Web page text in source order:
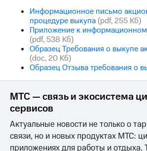
Новости
в
регионе
и акционерам
Корпоративное
управление
Корпоративный
секретарь
информации
Информация
акционерам
Информационное письмо
процедуре выкупа (pdf, 255 Кб)
Приложение к
(pdf, 538 Кб)
Образец Требования о выкупе
(doc, 20 Кб)
Образец Отзыва требования о
МТС — связь и экосистема
сервисов
Актуальные новости не только о
связи, но и новых продуктах МТС:
приложениях для работы и отдыха,